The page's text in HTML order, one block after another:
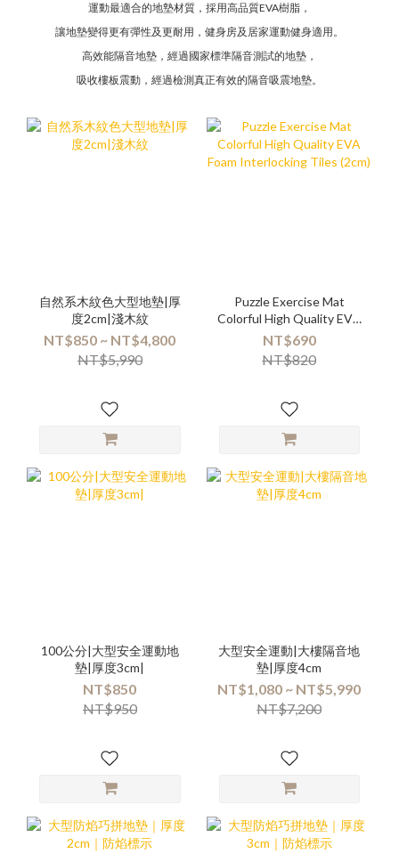
運動最適合的地墊材質，採用高品質EVA樹脂，
讓地墊變得更有彈性及更耐用，健身房及居家運動健身適用。
高效能隔音地墊，經過國家標準隔音測試的地墊，
吸收樓板震動，經過檢測真正有效的隔音吸震地墊。
自然系木紋色大型地墊|厚
度2cm|淺木紋
NT$850 ~ NT$4,800
NT$5,990
Puzzle Exercise Mat
Colorful High Quality EVA
Foam Interlocking Tiles
(2cm)
NT$690
NT$820
100公分|大型安全運動地
墊|厚度3cm|
NT$850
NT$950
大型安全運動|大樓隔音地
墊|厚度4cm
NT$1,080 ~ NT$5,990
NT$7,200